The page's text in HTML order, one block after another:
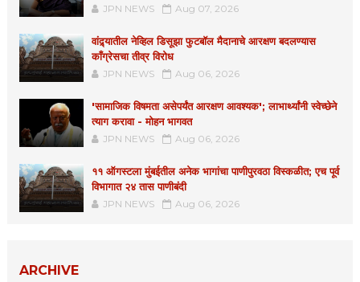
JPN NEWS Aug 07, 2026
वांद्र्यातील नेव्हिल डिसूझा फुटबॉल मैदानाचे आरक्षण बदलण्यास
काँग्रेसचा तीव्र विरोध
JPN NEWS Aug 06, 2026
'सामाजिक विषमता असेपर्यंत आरक्षण आवश्यक'; लाभार्थ्यांनी स्वेच्छेने
त्याग करावा - मोहन भागवत
JPN NEWS Aug 06, 2026
११ ऑगस्टला मुंबईतील अनेक भागांचा पाणीपुरवठा विस्कळीत; एच पूर्व
विभागात २४ तास पाणीबंदी
JPN NEWS Aug 06, 2026
ARCHIVE